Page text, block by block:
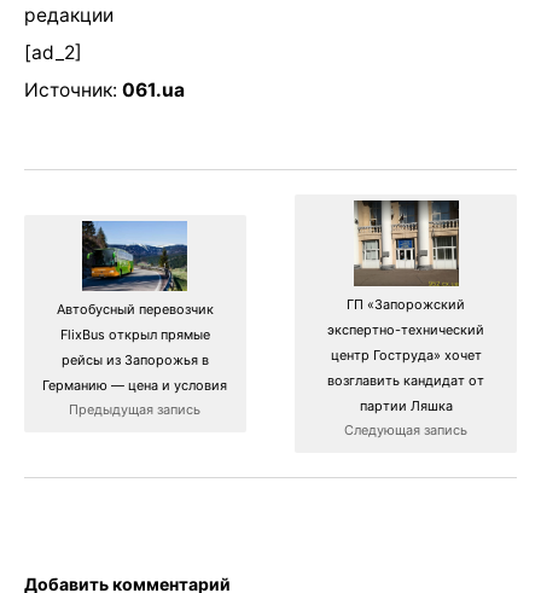
редакции
[ad_2]
Источник: 061.ua
Автобусный перевозчик
FlixBus открыл прямые
рейсы из Запорожья в
Германию — цена и условия
Предыдущая запись
ГП «Запорожский
экспертно-технический
центр Гоструда» хочет
возглавить кандидат от
партии Ляшка
Следующая запись
Добавить комментарий